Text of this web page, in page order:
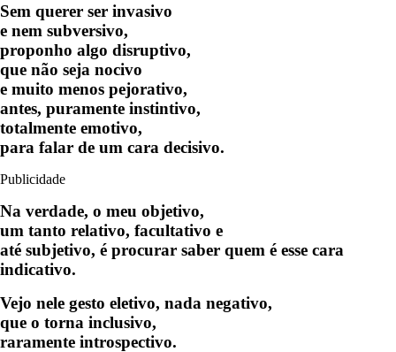
Sem querer ser invasivo
e nem subversivo,
proponho algo disruptivo,
que não seja nocivo
e muito menos pejorativo,
antes, puramente instintivo,
totalmente emotivo,
para falar de um cara decisivo.
Publicidade
Na verdade, o meu objetivo,
um tanto relativo, facultativo e
até subjetivo, é procurar saber quem é esse cara
indicativo.
Vejo nele gesto eletivo, nada negativo,
que o torna inclusivo,
raramente introspectivo.